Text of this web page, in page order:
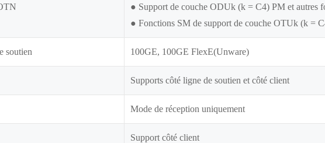
● Support de couche ODUk (k = C4) PM et autres
● Fonctions SM de support de couche OTUk (k =
soutien 100GE, 100GE FlexE(Unware)
Supports côté ligne de soutien et côté client
Mode de réception uniquement
Support côté client